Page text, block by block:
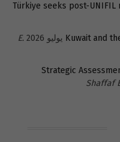
Türkiye seeks post-
Kuwait and
E.
Strategic
Shaffaf